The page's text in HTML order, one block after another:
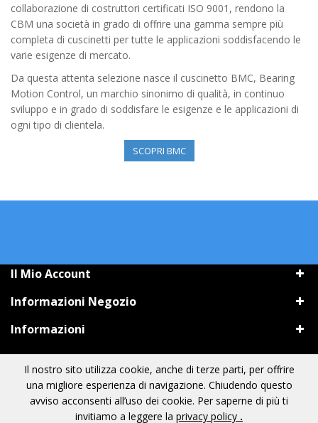
collaborazione di costruttori certificati ISO 9001, rendono la
CBM una società in grado di offrire una gamma sempre più
completa di cuscinetti per tutte le applicazioni soddisfacendo le
varie esigenze di mercato.
Da questa attenta selezione nasce il cuscinetto BMC, Bearing
Motion Control, un marchio sinonimo di qualità, in continuo
sviluppo e in grado di soddisfare le esigenze e le applicazioni di
ogni tipo di clientela.
SCOPRI BMC
Il nostro sito utilizza cookie, anche di terze parti, per offrire
una migliore esperienza di navigazione. Chiudendo questo
avviso acconsenti all’uso dei cookie. Per saperne di più ti
invitiamo a leggere la privacy policy .
Il Mio Account
Informazioni Negozio
Informazioni